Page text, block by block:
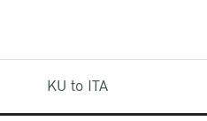
KU to ITA